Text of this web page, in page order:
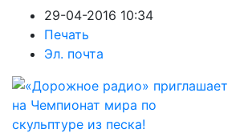
29-04-2016 10:34
Печать
Эл. почта